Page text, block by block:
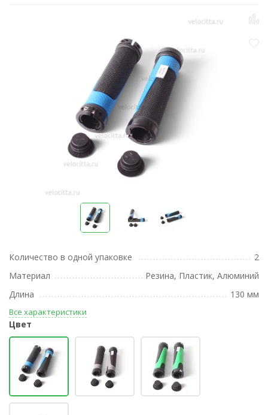
Количество в одной упаковке
2
Материал
Резина, Пластик, Алюминий
Длина
130 мм
Все характеристики
Цвет